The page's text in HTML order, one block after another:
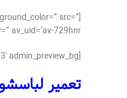
src=”
av_uid=’av-729hnr’]
[av_textblock size=’16’ av-medium-font-size=” av-small-font-size=” av-mini-font-size=” font_color=” color=” id=” custom_class=” av_uid=’av-55df93′ admin_preview_bg=”]
تعمیر